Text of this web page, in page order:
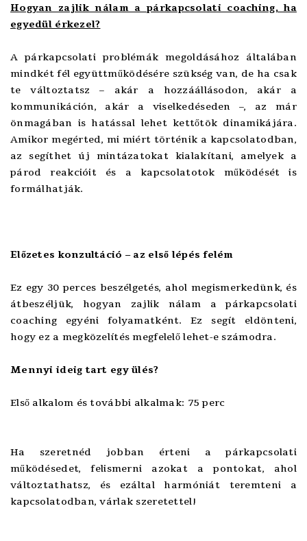
Hogyan zajlik nálam a párkapcsolati coaching, ha
egyedül érkezel?
A párkapcsolati problémák megoldásához általában
mindkét fél együttműködésére szükség van, de ha csak
te változtatsz – akár a hozzáállásodon, akár a
kommunikáción, akár a viselkedéseden –, az már
önmagában is hatással lehet kettőtök dinamikájára.
Amikor megérted, mi miért történik a kapcsolatodban,
az segíthet új mintázatokat kialakítani, amelyek a
párod reakcióit és a kapcsolatotok működését is
formálhatják.
Előzetes konzultáció – az első lépés felém
Ez egy 30 perces beszélgetés, ahol megismerkedünk, és
átbeszéljük, hogyan zajlik nálam a párkapcsolati
coaching egyéni folyamatként. Ez segít eldönteni,
hogy ez a megközelítés megfelelő lehet-e számodra.
Mennyi ideig tart egy ülés?
Első alkalom és további alkalmak: 75 perc
Ha szeretnéd jobban érteni a párkapcsolati
működésedet, felismerni azokat a pontokat, ahol
változtathatsz, és ezáltal harmóniát teremteni a
kapcsolatodban, várlak szeretettel!